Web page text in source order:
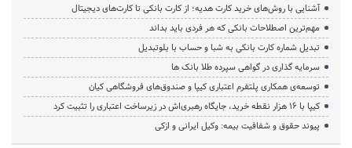
آشنایی با روش‌های خرید کارت هدیه؛ از کارت بانکی تا کارت‌های دیجیتال
مهم‌ترین اصطلاحات بانکی که هر فردی باید بداند
تبدیل شماره کارت بانکی به شبا و حساب با بلوتبدیل
سرمایه گذاری در گواهی سپرده طلا بانک ها
توسعه‌ی همکاری‌ پلتفرم اعتباری کیپا و صندوق‌های فروشگاهی کیان
کیپا با ۱۶ هزار نقطه خرید، جایگاه رهبری‌اش در زیرساخت اعتباری را تثبیت کرد
پیوند حقوق و شفافیت بیمه: وکیل ایرانی و ازکی